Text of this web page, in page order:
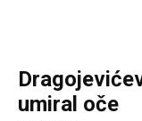
umiral oče